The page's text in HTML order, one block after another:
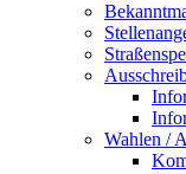
Wahlen /